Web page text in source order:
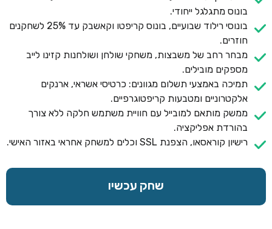
בונוס מתגלגל ייחודי.
בונוסי רילוד שבועיים, בונוס קריפטו וקאשבק עד 25% לשחקנים
חוזרים.
מבחר רחב של משבצות, משחקי שולחן ושולחנות קזינו לייב
מספקים מובילים.
תמיכה באמצעי תשלום מגוונים: כרטיסי אשראי, ארנקים
אלקטרוניים ומטבעות קריפטוגרפיים.
ממשק מותאם למובייל עם חוויית משתמש חלקה ללא צורך
בהורדת אפליקציה.
רישיון קוראסאו, הצפנת SSL וכלים למשחק אחראי באזור האישי.
שחק עכשיו